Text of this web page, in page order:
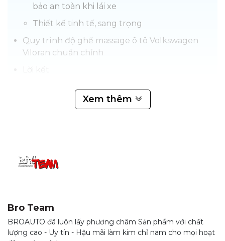
bảo an toàn khi lái xe
Thiết kế tinh tế, sang trọng
Quy trình độ ghế massage ô tô Volkswagen
Viloran chuẩn chỉnh
Độ Ghế Massage Ô Tô Volkswagen Viloran
Hệ thống massage tích hợp nhiều chế độ tùy chỉnh, đáp
ứng nhu cầu đa dạng của người sử dụng.
Xem thêm
Bro Team
BROAUTO đã luôn lấy phương châm Sản phẩm với chất
lượng cao - Uy tín - Hậu mãi làm kim chỉ nam cho mọi hoạt